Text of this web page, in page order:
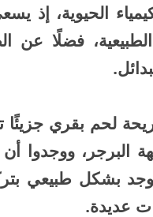
الحيوية، إذ
فضلًا عن
لحم بقري جزيئًا
ووجدوا أن
بشكل طبيعي
عديدة.